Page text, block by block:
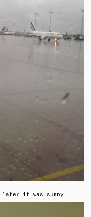
later it was sunny